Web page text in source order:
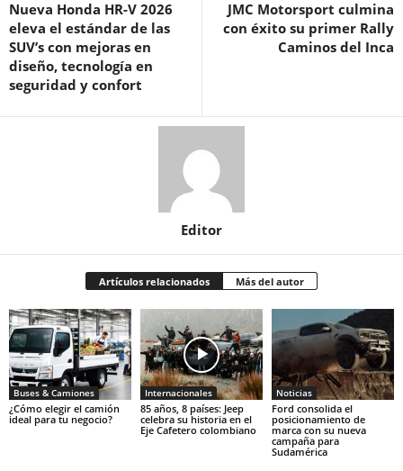
Nueva Honda HR-V 2026
eleva el estándar de las
SUV’s con mejoras en
diseño, tecnología en
seguridad y confort
JMC Motorsport culmina
con éxito su primer Rally
Caminos del Inca
Editor
Artículos relacionados Más del autor
Buses & Camiones
¿Cómo elegir el camión
ideal para tu negocio?
Internacionales
85 años, 8 países: Jeep
celebra su historia en el
Eje Cafetero colombiano
Noticias
Ford consolida el
posicionamiento de
marca con su nueva
campaña para
Sudamérica